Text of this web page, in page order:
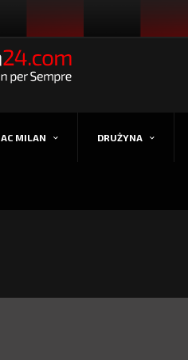
AC MILAN DRUŻYNA